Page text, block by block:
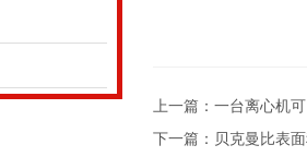
上一篇： 一台离心机
下一篇： 贝克曼比表